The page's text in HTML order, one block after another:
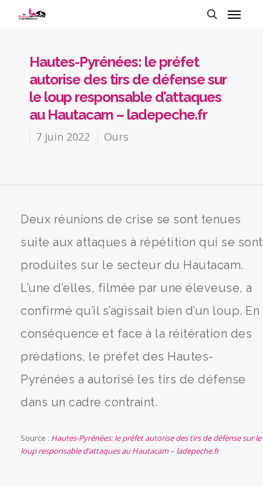
Hautes-Pyrénées: le préfet
autorise des tirs de défense sur
le loup responsable d’attaques
au Hautacam – ladepeche.fr
7 juin 2022 Ours
Deux réunions de crise se sont tenues
suite aux attaques à répétition qui se sont
produites sur le secteur du Hautacam.
L’une d’elles, filmée par une éleveuse, a
confirmé qu’il s’agissait bien d’un loup. En
conséquence et face à la réitération des
prédations, le préfet des Hautes-
Pyrénées a autorisé les tirs de défense
dans un cadre contraint.
Source : Hautes-Pyrénées: le préfet autorise des tirs de défense sur le
loup responsable d’attaques au Hautacam – ladepeche.fr